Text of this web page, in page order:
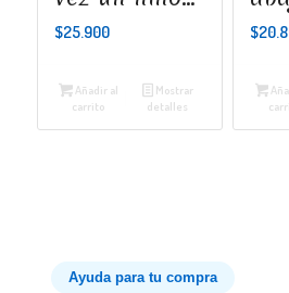
$25.900
Añadir al
carrito
Mostrar
detalles
$
Ayuda para tu compra